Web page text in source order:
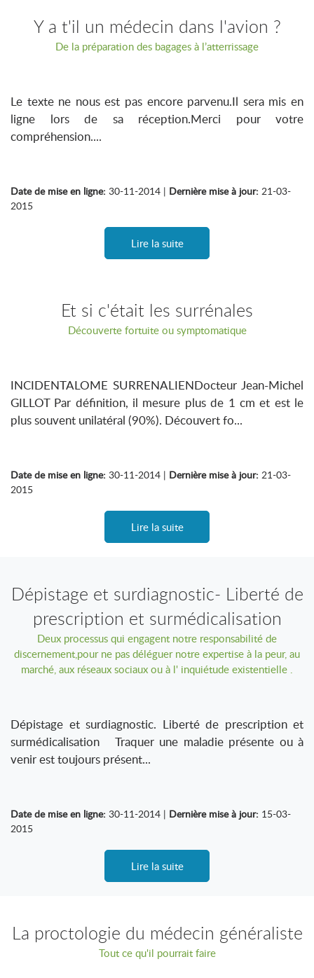
Y a t'il un médecin dans l'avion ?
De la préparation des bagages à l’atterrissage
Le texte ne nous est pas encore parvenu.Il sera mis en
ligne lors de sa réception.Merci pour votre
compréhension....
Date de mise en ligne: 30-11-2014 | Dernière mise à jour: 21-03-
2015
Lire la suite
Et si c'était les surrénales
Découverte fortuite ou symptomatique
INCIDENTALOME SURRENALIENDocteur Jean-Michel
GILLOT Par définition, il mesure plus de 1 cm et est le
plus souvent unilatéral (90%). Découvert fo...
Date de mise en ligne: 30-11-2014 | Dernière mise à jour: 21-03-
2015
Lire la suite
Dépistage et surdiagnostic- Liberté de
prescription et surmédicalisation
Deux processus qui engagent notre responsabilité de
discernement,pour ne pas déléguer notre expertise à la peur, au
marché, aux réseaux sociaux ou à l' inquiétude existentielle .
Dépistage et surdiagnostic. Liberté de prescription et
surmédicalisation Traquer une maladie présente ou à
venir est toujours présent...
Date de mise en ligne: 30-11-2014 | Dernière mise à jour: 15-03-
2015
Lire la suite
La proctologie du médecin généraliste
Tout ce qu'il pourrait faire